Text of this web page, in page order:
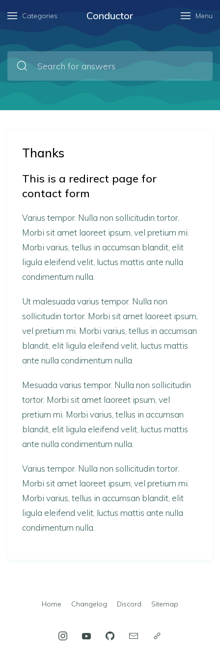
Categories Conductor Menu
Thanks
This is a redirect page for
contact form
Varius tempor. Nulla non sollicitudin tortor.
Morbi sit amet laoreet ipsum, vel pretium mi.
Morbi varius, tellus in accumsan blandit, elit
ligula eleifend velit, luctus mattis ante nulla
condimentum nulla.
Ut malesuada varius tempor. Nulla non
sollicitudin tortor. Morbi sit amet laoreet ipsum,
vel pretium mi. Morbi varius, tellus in accumsan
blandit, elit ligula eleifend velit, luctus mattis
ante nulla condimentum nulla.
Mesuada varius tempor. Nulla non sollicitudin
tortor. Morbi sit amet laoreet ipsum, vel
pretium mi. Morbi varius, tellus in accumsan
blandit, elit ligula eleifend velit, luctus mattis
ante nulla condimentum nulla.
Varius tempor. Nulla non sollicitudin tortor.
Morbi sit amet laoreet ipsum, vel pretium mi.
Morbi varius, tellus in accumsan blandit, elit
ligula eleifend velit, luctus mattis ante nulla
condimentum nulla.
Home Changelog Discord Sitemap